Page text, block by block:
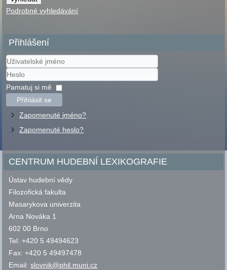
Podrobné vyhledávání
Přihlášení
Uživatelské
jméno
Heslo
Pamatuj si mě
Přihlásit se
Zapomenuté jméno?
Zapomenuté heslo?
CENTRUM HUDEBNÍ LEXIKOGRAFIE
Ústav hudební vědy
Filozofická fakulta
Masarykova univerzita
Arna Nováka 1
602 00 Brno
Tel: +420 5 49494623
Fax: +420 5 49497478
Email:slovnik@phil.muni.cz